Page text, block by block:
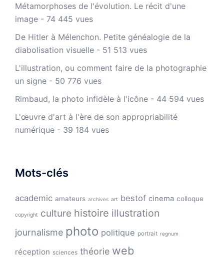
Métamorphoses de l'évolution. Le récit d'une
image - 74 445 vues
De Hitler à Mélenchon. Petite généalogie de la
diabolisation visuelle - 51 513 vues
L'illustration, ou comment faire de la photographie
un signe - 50 776 vues
Rimbaud, la photo infidèle à l'icône - 44 594 vues
L'œuvre d'art à l'ère de son appropriabilité
numérique - 39 184 vues
Mots-clés
academic amateurs archives art bestof cinema colloque
copyright culture histoire illustration
journalisme photo politique portrait regnum
réception sciences théorie web